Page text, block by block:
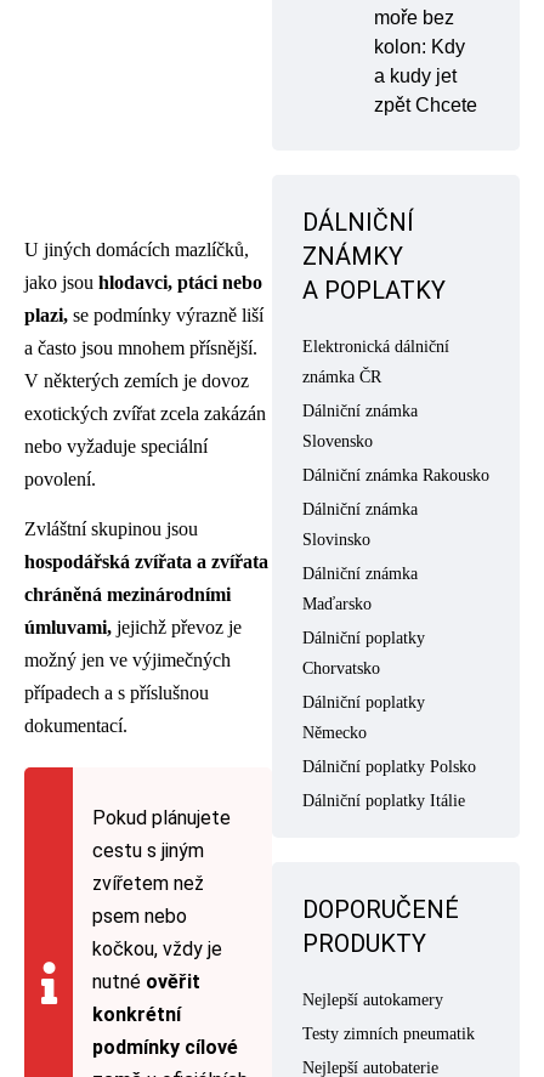
U jiných domácích mazlíčků,
jako jsou hlodavci, ptáci nebo
plazi, se podmínky výrazně liší
a často jsou mnohem přísnější.
V některých zemích je dovoz
exotických zvířat zcela zakázán
nebo vyžaduje speciální
povolení.
Zvláštní skupinou jsou
hospodářská zvířata a zvířata
chráněná mezinárodními
úmluvami, jejichž převoz je
možný jen ve výjimečných
případech a s příslušnou
dokumentací.
Pokud plánujete
cestu s jiným
zvířetem než
psem nebo
kočkou, vždy je
nutné ověřit
konkrétní
podmínky cílové
moře bez
kolon: Kdy
a kudy jet
zpět Chcete
DÁLNIČNÍ
ZNÁMKY
A POPLATKY
Elektronická dálniční
známka ČR
Dálniční známka
Slovensko
Dálniční známka Rakousko
Dálniční známka
Slovinsko
Dálniční známka
Maďarsko
Dálniční poplatky
Chorvatsko
Dálniční poplatky
Německo
Dálniční poplatky Polsko
Dálniční poplatky Itálie
DOPORUČENÉ
PRODUKTY
Nejlepší autokamery
Testy zimních pneumatik
Nejlepší autobaterie